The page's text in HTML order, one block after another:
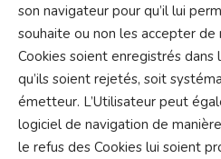
son navigateur pour qu’il lui
souhaite ou non les accepter de
Cookies soient enregistrés dans
qu’ils soient rejetés, soit
émetteur. L’Utilisateur peut
logiciel de navigation de
le refus des Cookies lui soient